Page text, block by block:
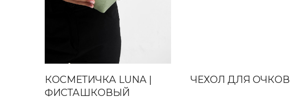
КОСМЕТИЧКА LUNA |
ФИСТАШКОВЫЙ
ЧЕХОЛ ДЛЯ ОЧКОВ